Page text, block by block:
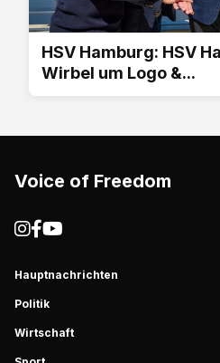
HSV Hamburg: HSV
Wirbel um Logo &...
Voice of Freedom
Hauptnachrichten
Politik
Wirtschaft